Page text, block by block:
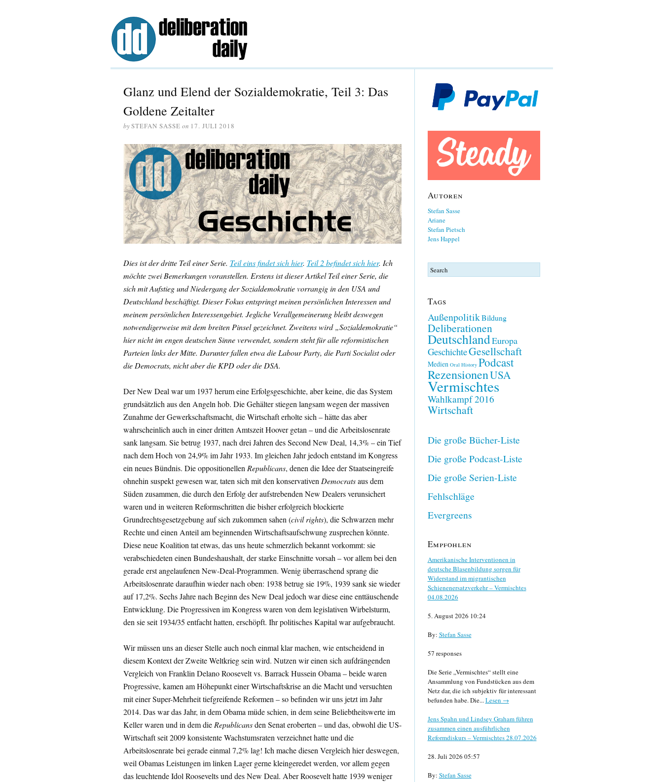
Glanz und Elend der Sozialdemokratie, Teil 3: Das
Goldene Zeitalter
bySTEFAN SASSE on 17. JULI 2018
Dies ist der dritte Teil einer Serie. Teil eins findet sich hier. Teil 2 befindet sich hier. Ich
möchte zwei Bemerkungen voranstellen. Erstens ist dieser Artikel Teil einer Serie, die
sich mit Aufstieg und Niedergang der Sozialdemokratie vorrangig in den USA und
Deutschland beschäftigt. Dieser Fokus entspringt meinen persönlichen Interessen und
meinem persönlichen Interessengebiet. Jegliche Verallgemeinerung bleibt deswegen
notwendigerweise mit dem breiten Pinsel gezeichnet. Zweitens wird „Sozialdemokratie“
hier nicht im engen deutschen Sinne verwendet, sondern steht für alle reformistischen
Parteien links der Mitte. Darunter fallen etwa die Labour Party, die Parti Socialist oder
die Democrats, nicht aber die KPD oder die DSA.
Der New Deal war um 1937 herum eine Erfolgsgeschichte, aber keine, die das System
grundsätzlich aus den Angeln hob. Die Gehälter stiegen langsam wegen der massiven
Zunahme der Gewerkschaftsmacht, die Wirtschaft erholte sich – hätte das aber
wahrscheinlich auch in einer dritten Amtszeit Hoover getan – und die Arbeitslosenrate
sank langsam. Sie betrug 1937, nach drei Jahren des Second New Deal, 14,3% – ein Tief
nach dem Hoch von 24,9% im Jahr 1933. Im gleichen Jahr jedoch entstand im Kongress
ein neues Bündnis. Die oppositionellenRepublicans, denen die Idee der Staatseingreife
ohnehin suspekt gewesen war, taten sich mit den konservativenDemocratsaus dem
Süden zusammen, die durch den Erfolg der aufstrebenden New Dealers verunsichert
waren und in weiteren Reformschritten die bisher erfolgreich blockierte
Grundrechtsgesetzgebung auf sich zukommen sahen (civil rights), die Schwarzen mehr
Rechte und einen Anteil am beginnenden Wirtschaftsaufschwung zusprechen könnte.
Diese neue Koalition tat etwas, das uns heute schmerzlich bekannt vorkommt: sie
verabschiedeten einen Bundeshaushalt, der starke Einschnitte vorsah – vor allem bei den
gerade erst angelaufenen New-Deal-Programmen. Wenig überraschend sprang die
Arbeitslosenrate daraufhin wieder nach oben: 1938 betrug sie 19%, 1939 sank sie wieder
auf 17,2%. Sechs Jahre nach Beginn des New Deal jedoch war diese eine enttäuschende
Entwicklung. Die Progressiven im Kongress waren von dem legislativen Wirbelsturm,
den sie seit 1934/35 entfacht hatten, erschöpft. Ihr politisches Kapital war aufgebraucht.
Wir müssen uns an dieser Stelle auch noch einmal klar machen, wie entscheidend in
diesem Kontext der Zweite Weltkrieg sein wird. Nutzen wir einen sich aufdrängenden
Vergleich von Franklin Delano Roosevelt vs. Barrack Hussein Obama – beide waren
Progressive, kamen am Höhepunkt einer Wirtschaftskrise an die Macht und versuchten
mit einer Super-Mehrheit tiefgreifende Reformen – so befinden wir uns jetzt im Jahr
2014. Das war das Jahr, in dem Obama müde schien, in dem seine Beliebtheitswerte im
Keller waren und in dem dieRepublicansden Senat eroberten – und das, obwohl die US-
Wirtschaft seit 2009 konsistente Wachstumsraten verzeichnet hatte und die
Arbeitslosenrate bei gerade einmal 7,2% lag! Ich mache diesen Vergleich hier deswegen,
weil Obamas Leistungen im linken Lager gerne kleingeredet werden, vor allem gegen
das leuchtende Idol Roosevelts und des New Deal. Aber Roosevelt hatte 1939 weniger
Autoren
Stefan Sasse
Ariane
Stefan Pietsch
Jens Happel
Tags
AußenpolitikBildung
Deliberationen
DeutschlandEuropa
GeschichteGesellschaft
Medien Oral History Podcast
RezensionenUSA
Vermischtes
Wahlkampf 2016
Wirtschaft
Die große Bücher-Liste
Die große Podcast-Liste
Die große Serien-Liste
Fehlschläge
Evergreens
Empfohlen
Amerikanische Interventionen in
deutsche Blasenbildung sorgen für
Widerstand im migrantischen
Schienenersatzverkehr – Vermischtes
04.08.2026
5. August 2026 10:24
By: Stefan Sasse
57 responses
Die Serie „Vermischtes“ stellt eine
Ansammlung von Fundstücken aus dem
Netz dar, die ich subjektiv für interessant
befunden habe. Die...Lesen →
Jens Spahn und Lindsey Graham führen
zusammen einen ausführlichen
Reformdiskurs – Vermischtes 28.07.2026
28. Juli 2026 05:57
By: Stefan Sasse